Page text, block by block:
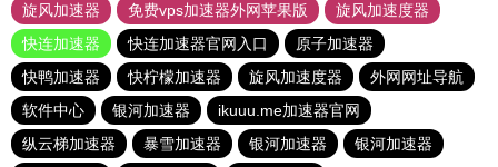
旋风加速器
免费vps加速器外网苹果版
旋风加速度器
快连加速器
快连加速器官网入口
原子加速器
快鸭加速器
快柠檬加速器 旋风加速度器
外网网址导航
软件中心
银河加速器
ikuuu.me加速器官网
纵云梯加速器
暴雪加速器 银河加速器
银河加速器